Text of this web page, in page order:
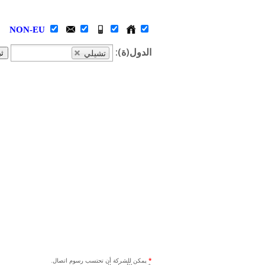
NON-EU
الدول(ة): تشيلي
* يمكن للشركة أن تحتسب رسوم اتصال.